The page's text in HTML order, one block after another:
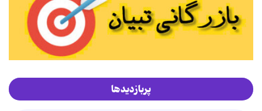
پربازدیدها